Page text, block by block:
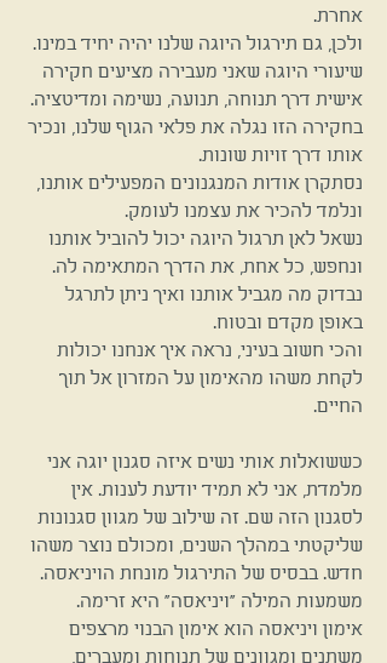
אחרת.
ולכן, גם תירגול היוגה שלנו יהיה יחיד במינו.
שיעורי היוגה שאני מעבירה מציעים חקירה
אישית דרך תנוחה, תנועה, נשימה ומדיטציה.
בחקירה הזו נגלה את פלאי הגוף שלנו, ונכיר
אותו דרך זויות שונות.
נסתקרן אודות המנגנונים המפעילים אותנו,
ונלמד להכיר את עצמנו לעומק.
נשאל לאן תרגול היוגה יכול להוביל אותנו
ונחפש, כל אחת, את הדרך המתאימה לה.
נבדוק מה מגביל אותנו ואיך ניתן לתרגל
באופן מקדם ובטוח.
והכי חשוב בעיני, נראה איך אנחנו יכולות
לקחת משהו מהאימון על המזרון אל תוך
החיים.
כששואלות אותי נשים איזה סגנון יוגה אני
מלמדת, אני לא תמיד יודעת לענות. אין
לסגנון הזה שם. זה שילוב של מגוון סגנונות
שליקטתי במהלך השנים, ומכולם נוצר משהו
חדש. בבסיס של התירגול מונחת הויניאסה.
משמעות המילה "ויניאסה" היא זרימה.
אימון ויניאסה הוא אימון הבנוי מרצפים
משתנים ומגוונים של תנוחות ומעברים,